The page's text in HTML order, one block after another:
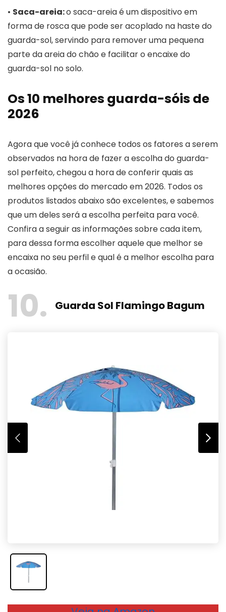
• Saca-areia:o saca-areia é um dispositivo em
forma de rosca que pode ser acoplado na haste do
guarda-sol, servindo para remover uma pequena
parte da areia do chão e facilitar o encaixe do
guarda-sol no solo.
Os 10 melhores guarda-sóis de
2026
Agora que você já conhece todos os fatores a serem
observados na hora de fazer a escolha do guarda-
sol perfeito, chegou a hora de conferir quais as
melhores opções do mercado em 2026. Todos os
produtos listados abaixo são excelentes, e sabemos
que um deles será a escolha perfeita para você.
Confira a seguir as informações sobre cada item,
para dessa forma escolher aquele que melhor se
encaixa no seu perfil e qual é a melhor escolha para
a ocasião.
10 Guarda Sol Flamingo Bagum